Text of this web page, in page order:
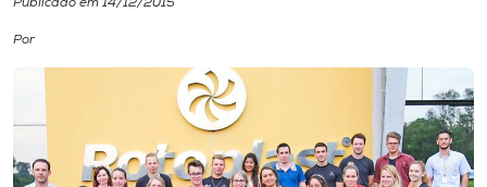
Biblioteca
Editora
Publicado em 14/12/2015
Por